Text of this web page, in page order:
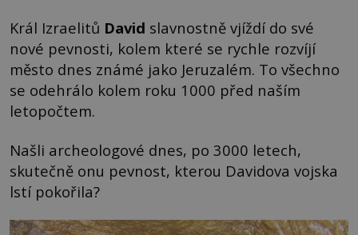
Král Izraelitů David slavnostně vjíždí do své
nové pevnosti, kolem které se rychle rozvíjí
město dnes známé jako Jeruzalém. To všechno
se odehrálo kolem roku 1000 před naším
letopočtem.
Našli archeologové dnes, po 3000 letech,
skutečně onu pevnost, kterou Davidova vojska
lstí pokořila?